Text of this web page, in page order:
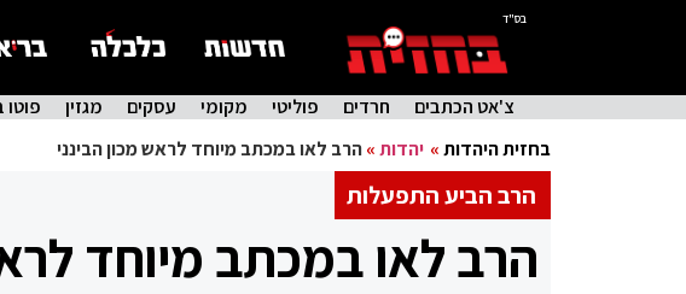
בס"ד
צ'אט הכתבים חרדים פוליטי מקומי עסקים מגזין פוטו
בחזית היהדות» יהדות»הרב לאו במכתב מיוחד לראש מכון הבינני
הרב הביע התפעלות
הרב לאו במכתב מיוחד